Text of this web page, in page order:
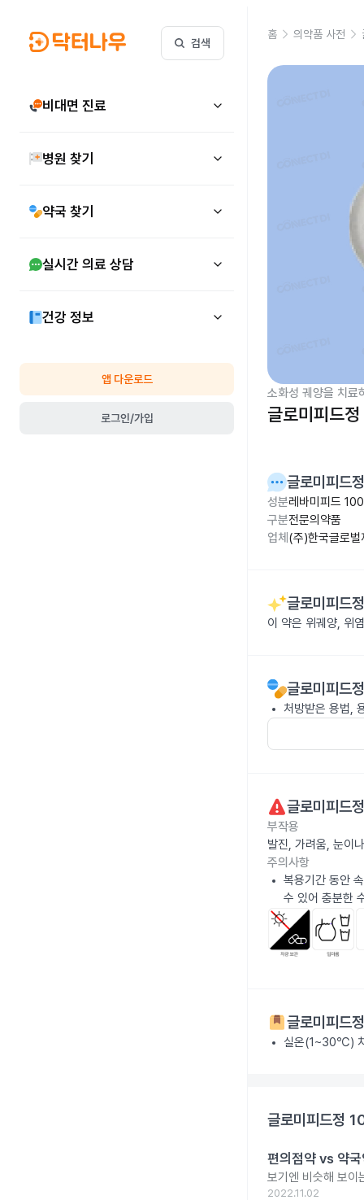
검색
비대면 진료
병원 찾기
약국 찾기
실시간 의료 상담
건강 정보
앱 다운로드
로그인/가입
홈 의약품 사전
소화성 궤양을 치료
글로미피드
글로미피드
성분레바미피드
구분전문의약품
업체 (주)한국글로벌
글로미피드
이 약은 위궤양, 위
글로미피드
처방받은 용법,
글로미피드
부작용
발진, 가려움, 눈이
주의사항
복용기간 동안
수 있어 충분한
글로미피드
실온(1~30℃)
글로미피드정
편의점약 vs 약
보기엔 비슷해 보이
2022.11.02